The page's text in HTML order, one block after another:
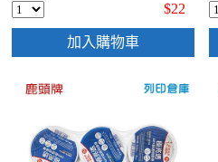
$22
加入購物車